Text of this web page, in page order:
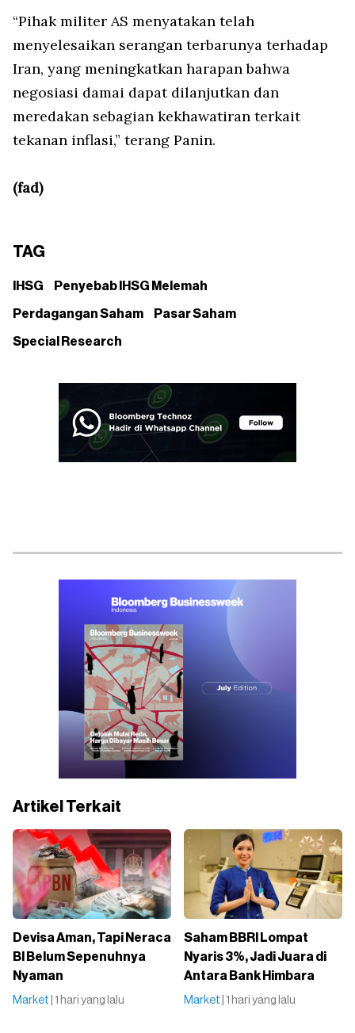
“Pihak militer AS menyatakan telah
menyelesaikan serangan terbarunya terhadap
Iran, yang meningkatkan harapan bahwa
negosiasi damai dapat dilanjutkan dan
meredakan sebagian kekhawatiran terkait
tekanan inflasi,” terang Panin.
(fad)
TAG
IHSG Penyebab IHSG Melemah
Perdagangan Saham Pasar Saham
Special Research
Artikel Terkait
Devisa Aman, Tapi Neraca
BI Belum Sepenuhnya
Nyaman
Market | 1 hari yang lalu
Saham BBRI Lompat
Nyaris 3%, Jadi Juara di
Antara Bank Himbara
Market | 1 hari yang lalu